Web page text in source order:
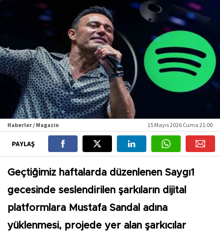
Haberler / Magazin 15 Mayıs 2026 Cuma 21:00
PAYLAŞ
Geçtiğimiz haftalarda düzenlenen Saygı1
gecesinde seslendirilen şarkıların dijital
platformlara Mustafa Sandal adına
yüklenmesi, projede yer alan şarkıcılar